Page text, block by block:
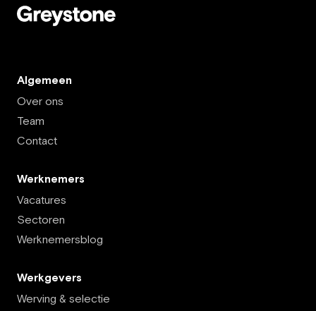
Algemeen
Over ons
Team
Contact
Werknemers
Vacatures
Sectoren
Werknemersblog
Werkgevers
Werving & selectie